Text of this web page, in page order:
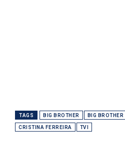
TAGS BIG BROTHER BIG
CRISTINA FERREIRA TVI